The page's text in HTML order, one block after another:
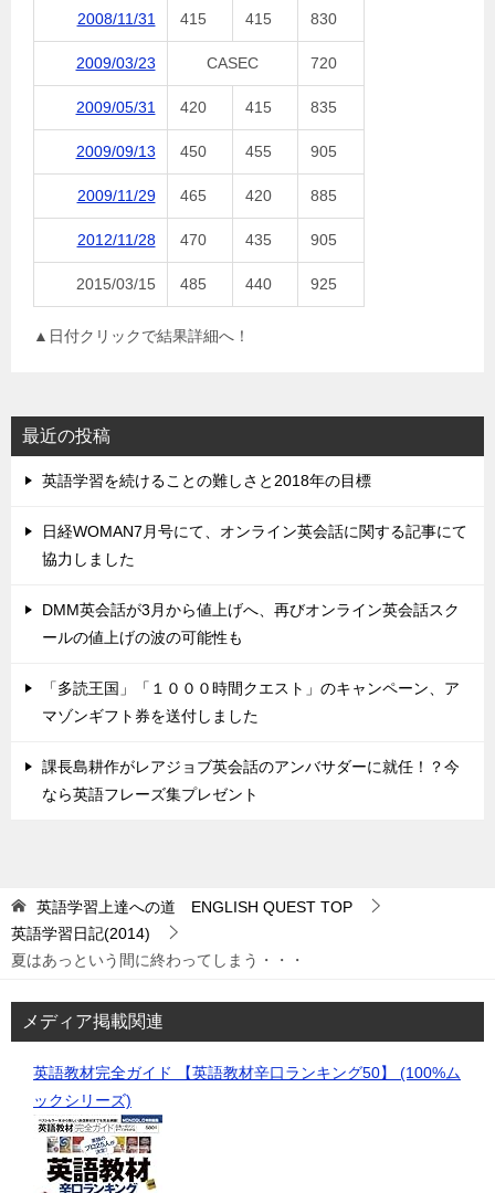
2008/11/31 415 415 830
2009/03/23 CASEC 720
2009/05/31 420 415 835
2009/09/13 450 455 905
2009/11/29 465 420 885
2012/11/28 470 435 905
2015/03/15 485 440 925
▲日付クリックで結果詳細へ！
最近の投稿
英語学習を続けることの難しさと2018年の目標
日経WOMAN7月号にて、オンライン英会話に関する記事にて
協力しました
DMM英会話が3月から値上げへ、再びオンライン英会話スク
ールの値上げの波の可能性も
「多読王国」「１０００時間クエスト」のキャンペーン、ア
マゾンギフト券を送付しました
課長島耕作がレアジョブ英会話のアンバサダーに就任！？今
なら英語フレーズ集プレゼント
英語学習上達への道 ENGLISH QUEST TOP
英語学習日記(2014)
夏はあっという間に終わってしまう・・・
メディア掲載関連
英語教材完全ガイド 【英語教材辛口ランキング50】 (100%ム
ックシリーズ)